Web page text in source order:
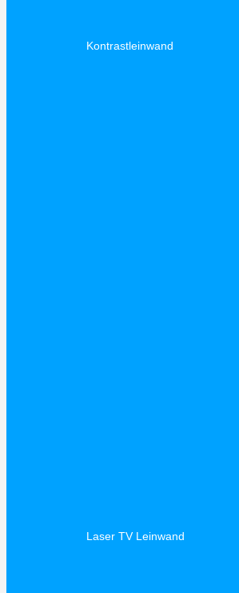
Kontrastleinwand
Laser TV Leinwand